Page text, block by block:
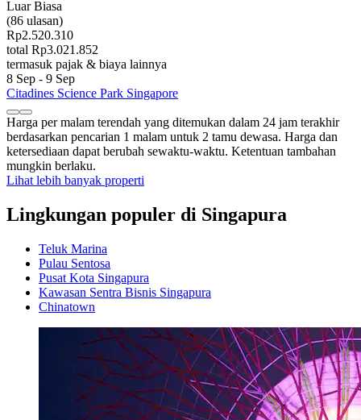
Luar Biasa
(86 ulasan)
Rp2.520.310
total Rp3.021.852
termasuk pajak & biaya lainnya
8 Sep - 9 Sep
Citadines Science Park Singapore
Harga per malam terendah yang ditemukan dalam 24 jam terakhir
berdasarkan pencarian 1 malam untuk 2 tamu dewasa. Harga dan
ketersediaan dapat berubah sewaktu-waktu. Ketentuan tambahan
mungkin berlaku.
Lihat lebih banyak properti
Lingkungan populer di Singapura
Teluk Marina
Pulau Sentosa
Pusat Kota Singapura
Kawasan Sentra Bisnis Singapura
Chinatown